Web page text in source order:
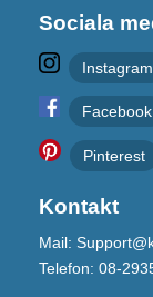
Sociala
Instagram
Facebook
Pinterest
Kontakt
Mail:
Telefon: 08-